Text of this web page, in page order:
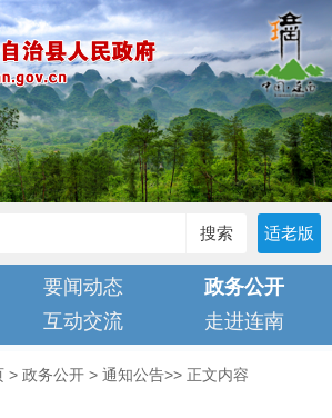
搜索 适老版
要闻动态
政务公开
互动交流 走进连南
> 政务公开 > 通知公告>> 正文内容